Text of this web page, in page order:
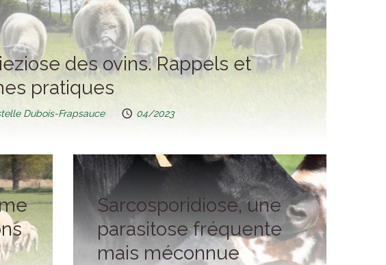
des ovins. Rappels et
pratiques
Dubois-Frapsauce 04/2023
Sarcosporidiose, une
parasitose fréquente
mais méconnue